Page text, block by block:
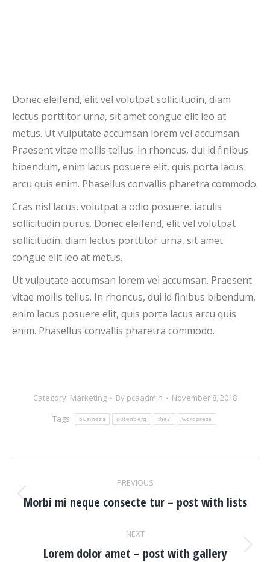
Donec eleifend, elit vel volutpat sollicitudin, diam
lectus porttitor urna, sit amet congue elit leo at
metus. Ut vulputate accumsan lorem vel accumsan.
Praesent vitae mollis tellus. In rhoncus, dui id finibus
bibendum, enim lacus posuere elit, quis porta lacus
arcu quis enim. Phasellus convallis pharetra commodo.
Cras nisl lacus, volutpat a odio posuere, iaculis
sollicitudin purus. Donec eleifend, elit vel volutpat
sollicitudin, diam lectus porttitor urna, sit amet
congue elit leo at metus.
Ut vulputate accumsan lorem vel accumsan. Praesent
vitae mollis tellus. In rhoncus, dui id finibus bibendum,
enim lacus posuere elit, quis porta lacus arcu quis
enim. Phasellus convallis pharetra commodo.
Category: Marketing By pcaadmin
November 8, 2018
Tags:
business gutenberg the7 wordpress
navigation
PREVIOUS
Previous
Morbi mi neque consecte tur – post with lists
NEXT
Next
Lorem dolor amet – post with gallery